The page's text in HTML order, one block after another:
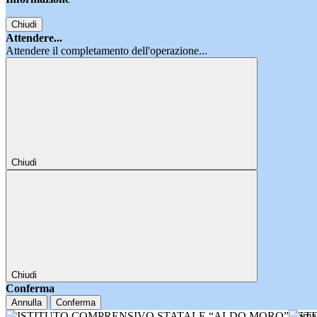
Chiudi
Attendere...
Attendere il completamento dell'operazione...
Chiudi
Chiudi
Conferma
Annulla Conferma